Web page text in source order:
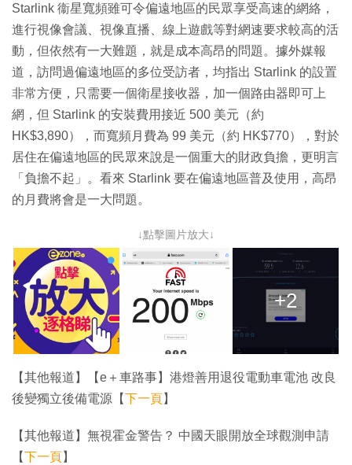
Starlink 衞星寬頻雖可令偏遠地區的民眾享受高速的網絡，
進行視像會議、視像直播、線上遊戲等對網速要求較高的活
動，但依然有一大難題，就是成本高昂的問題。據外媒報
道，訪問過偏遠地區的多位受訪者，均指出 Starlink 的設置
非常方便，只需要一個衛星接收器，加一個路由器即可上
網，但 Starlink 的安裝費用接近 500 美元（約
HK$3,890），而寬頻月費為 99 美元（約 HK$770），對於
居住在偏遠地區的民眾來說是一個重大的財政負擔，更明言
「負擔不起」。看來 Starlink 要在偏遠地區普及使用，高昂
的月費將會是一大問題。
↓點擊圖片放大↓
+2
【其他報道】【e＋車路事】港燈善用退役電動車電池 改良
後變獨立後備電源【下一頁】
【其他報道】無視霍金警告？ 中國天眼開放全球觀測申請
【下一頁】